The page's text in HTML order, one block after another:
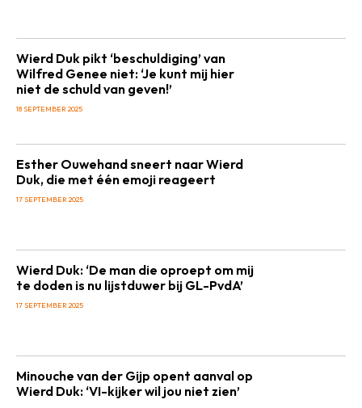
Wierd Duk pikt ‘beschuldiging’ van
Wilfred Genee niet: ‘Je kunt mij hier
niet de schuld van geven!’
18 SEPTEMBER 2025
Esther Ouwehand sneert naar Wierd
Duk, die met één emoji reageert
17 SEPTEMBER 2025
Wierd Duk: ‘De man die oproept om mij
te doden is nu lijstduwer bij GL-PvdA’
17 SEPTEMBER 2025
Minouche van der Gijp opent aanval op
Wierd Duk: ‘VI-kijker wil jou niet zien’